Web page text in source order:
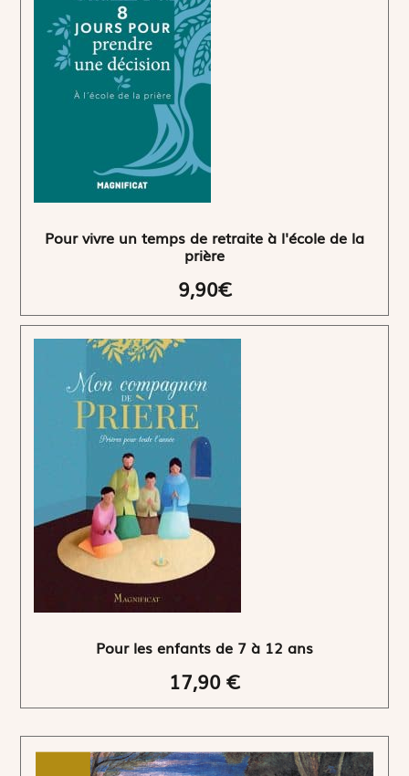
Pour vivre un temps de retraite à l'école de la
prière
9,90€
Pour les enfants de 7 à 12 ans
17,90 €